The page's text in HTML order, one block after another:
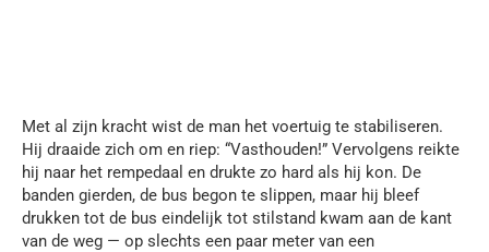
Met al zijn kracht wist de man het voertuig te stabiliseren.
Hij draaide zich om en riep: “Vasthouden!” Vervolgens reikte
hij naar het rempedaal en drukte zo hard als hij kon. De
banden gierden, de bus begon te slippen, maar hij bleef
drukken tot de bus eindelijk tot stilstand kwam aan de kant
van de weg — op slechts een paar meter van een